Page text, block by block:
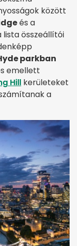
között
és a
lista összeállítói
parkban
emellett
Hill kerületeket
a